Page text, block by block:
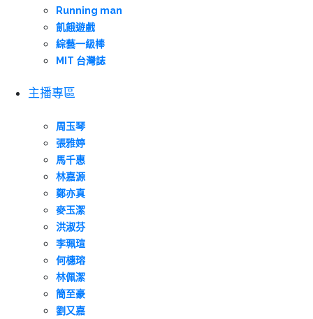
Running man
飢餓遊戲
綜藝一級棒
MIT 台灣誌
主播專區
周玉琴
張雅婷
馬千惠
林嘉源
鄭亦真
麥玉潔
洪淑芬
李珮瑄
何橞瑢
林佩潔
簡至豪
劉又嘉